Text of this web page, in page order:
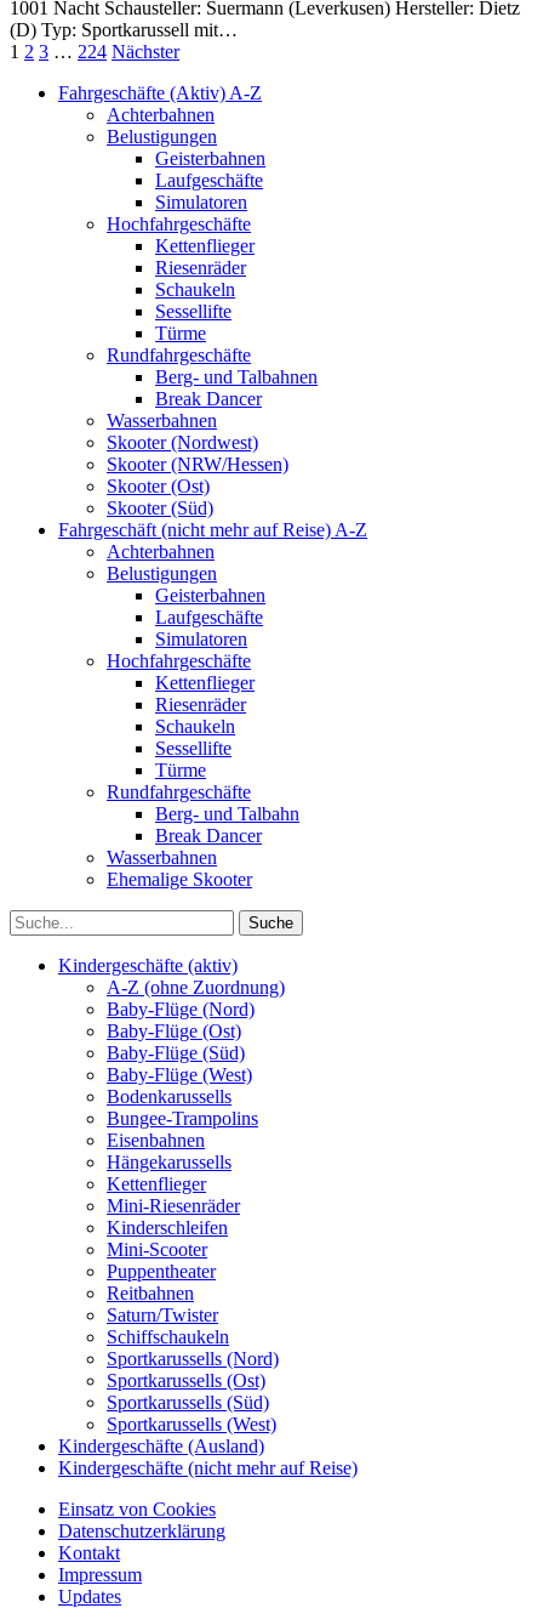
1001 Nacht Schausteller: Suermann (Leverkusen) Hersteller: Dietz
(D) Typ: Sportkarussell mit…
1 2 3 … 224 Nächster
Fahrgeschäfte (Aktiv) A-Z
Achterbahnen
Belustigungen
Geisterbahnen
Laufgeschäfte
Simulatoren
Hochfahrgeschäfte
Kettenflieger
Riesenräder
Schaukeln
Sessellifte
Türme
Rundfahrgeschäfte
Berg- und Talbahnen
Break Dancer
Wasserbahnen
Skooter (Nordwest)
Skooter (NRW/Hessen)
Skooter (Ost)
Skooter (Süd)
Fahrgeschäft (nicht mehr auf Reise) A-Z
Achterbahnen
Belustigungen
Geisterbahnen
Laufgeschäfte
Simulatoren
Hochfahrgeschäfte
Kettenflieger
Riesenräder
Schaukeln
Sessellifte
Türme
Rundfahrgeschäfte
Berg- und Talbahn
Break Dancer
Wasserbahnen
Ehemalige Skooter
Kindergeschäfte (aktiv)
A-Z (ohne Zuordnung)
Baby-Flüge (Nord)
Baby-Flüge (Ost)
Baby-Flüge (Süd)
Baby-Flüge (West)
Bodenkarussells
Bungee-Trampolins
Eisenbahnen
Hängekarussells
Kettenflieger
Mini-Riesenräder
Kinderschleifen
Mini-Scooter
Puppentheater
Reitbahnen
Saturn/Twister
Schiffschaukeln
Sportkarussells (Nord)
Sportkarussells (Ost)
Sportkarussells (Süd)
Sportkarussells (West)
Kindergeschäfte (Ausland)
Kindergeschäfte (nicht mehr auf Reise)
Einsatz von Cookies
Datenschutzerklärung
Kontakt
Impressum
Updates